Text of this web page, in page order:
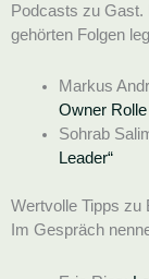
Podcasts zu Gast.
gehörten Folgen
Markus
Owner
Sohrab
Leader“
Wertvolle Tipps zu
Im Gespräch